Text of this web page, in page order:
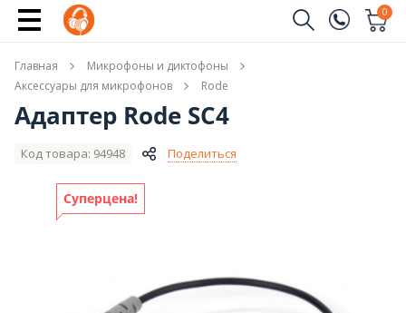
(096)
(044)
0
Имя
Главная
Микрофоны и диктофоны
Аксессуары для микрофонов
Rode
Адаптер Rode SC4
Код товара: 94948 Поделиться
Суперцена!
Купить